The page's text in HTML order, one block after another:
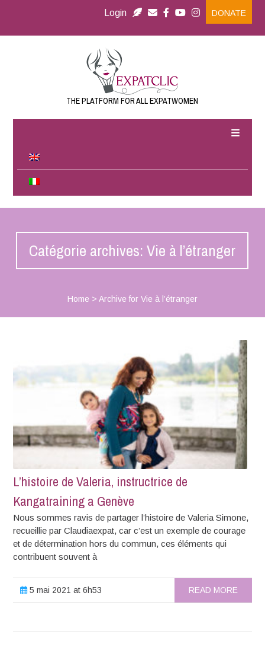
Login DONATE
THE PLATFORM FOR ALL EXPATWOMEN
Catégorie archives: Vie à l’étranger
Home > Archive for Vie à l’étranger
L’histoire de Valeria, instructrice de
Kangatraining a Genève
Nous sommes ravis de partager l’histoire de Valeria Simone,
recueillie par Claudiaexpat, car c’est un exemple de courage
et de détermination hors du commun, ces éléments qui
contribuent souvent à
5 mai 2021 at 6h53 READ MORE